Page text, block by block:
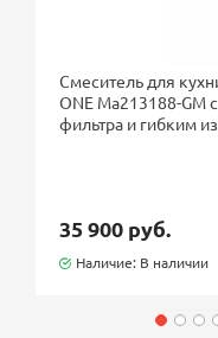
Смеситель для
ONE Ma213188-GM
фильтра и гибким
35 900 руб.
Наличие: В наличии